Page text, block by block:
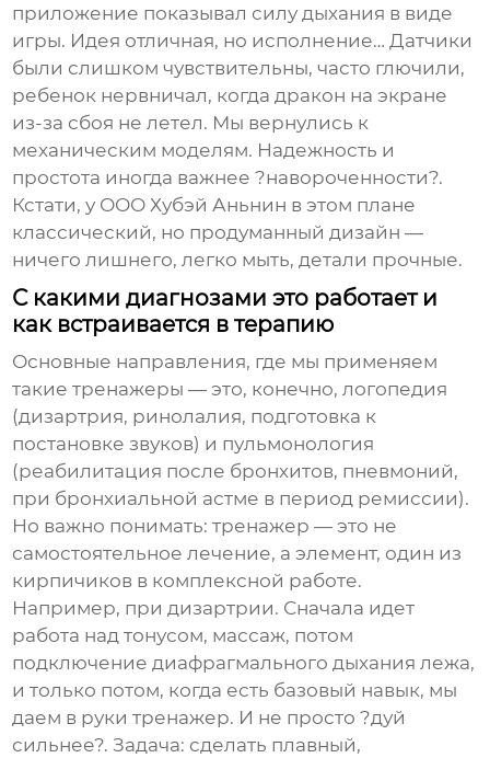
приложение показывал силу дыхания в виде
игры. Идея отличная, но исполнение… Датчики
были слишком чувствительны, часто глючили,
ребенок нервничал, когда дракон на экране
из-за сбоя не летел. Мы вернулись к
механическим моделям. Надежность и
простота иногда важнее ?навороченности?.
Кстати, у ООО Хубэй Аньнин в этом плане
классический, но продуманный дизайн —
ничего лишнего, легко мыть, детали прочные.
С какими диагнозами это работает и
как встраивается в терапию
Основные направления, где мы применяем
такие тренажеры — это, конечно, логопедия
(дизартрия, ринолалия, подготовка к
постановке звуков) и пульмонология
(реабилитация после бронхитов, пневмоний,
при бронхиальной астме в период ремиссии).
Но важно понимать: тренажер — это не
самостоятельное лечение, а элемент, один из
кирпичиков в комплексной работе.
Например, при дизартрии. Сначала идет
работа над тонусом, массаж, потом
подключение диафрагмального дыхания лежа,
и только потом, когда есть базовый навык, мы
даем в руки тренажер. И не просто ?дуй
сильнее?. Задача: сделать плавный,